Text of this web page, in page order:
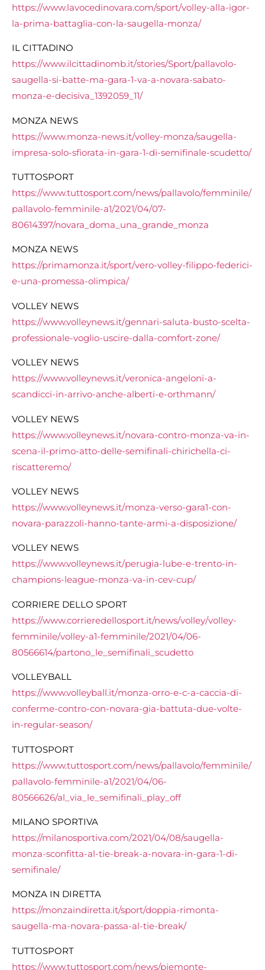
https://www.lavocedinovara.com/sport/volley-alla-igor-
la-prima-battaglia-con-la-saugella-monza/
IL CITTADINO
https://www.ilcittadinomb.it/stories/Sport/pallavolo-
saugella-si-batte-ma-gara-1-va-a-novara-sabato-
monza-e-decisiva_1392059_11/
MONZA NEWS
https://www.monza-news.it/volley-monza/saugella-
impresa-solo-sfiorata-in-gara-1-di-semifinale-scudetto/
TUTTOSPORT
https://www.tuttosport.com/news/pallavolo/femminile/
pallavolo-femminile-a1/2021/04/07-
80614397/novara_doma_ una_grande_monza
MONZA NEWS
https://primamonza.it/sport/vero-volley-filippo-federici-
e-una-promessa-olimpica/
VOLLEY NEWS
https://www.volleynews.it/gennari-saluta-busto-scelta-
professionale-voglio-uscire-dalla-comfort-zone/
VOLLEY NEWS
https://www.volleynews.it/veronica-angeloni-a-
scandicci-in-arrivo-anche-alberti-e-orthmann/
VOLLEY NEWS
https://www.volleynews.it/novara-contro-monza-va-in-
scena-il-primo-atto-delle-semifinali-chirichella-ci-
riscatteremo/
VOLLEY NEWS
https://www.volleynews.it/monza-verso-gara1-con-
novara-parazzoli-hanno-tante-armi-a-disposizione/
VOLLEY NEWS
https://www.volleynews.it/perugia-lube-e-trento-in-
champions-league-monza-va-in-cev-cup/
CORRIERE DELLO SPORT
https://www.corrieredellosport.it/news/volley/volley-
femminile/volley-a1-femminile/2021/04/06-
80566614/partono_le_ semifinali_scudetto
VOLLEYBALL
https://www.volleyball.it/monza-orro-e-c-a-caccia-di-
conferme-contro-con-novara-gia-battuta-due-volte-
in-regular-season/
TUTTOSPORT
https://www.tuttosport.com/news/pallavolo/femminile/
pallavolo-femminile-a1/2021/04/06-
80566626/al_via_le_ semifinali_play_off
MILANO SPORTIVA
https://milanosportiva.com/2021/04/08/saugella-
monza-sconfitta-al-tie-break-a-novara-in-gara-1-di-
semifinale/
MONZA IN DIRETTA
https://monzaindiretta.it/sport/doppia-rimonta-
saugella-ma-novara-passa-al-tie-break/
TUTTOSPORT
https://www.tuttosport.com/news/piemonte-